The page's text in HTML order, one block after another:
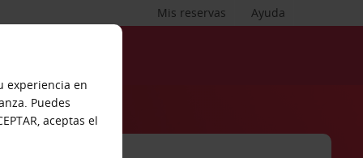
Ayuda
Mis reservas
experiencia en
Puedes
aceptas el